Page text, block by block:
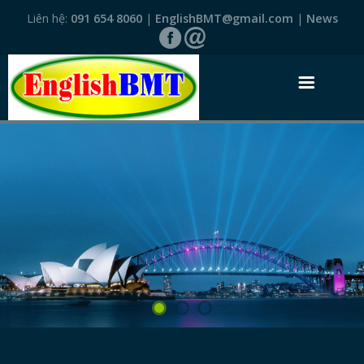
Liên hệ: 091 654 8060| EnglishBMT@gmail.com | News
GIỚI THIỆU
VĂN BẰNG